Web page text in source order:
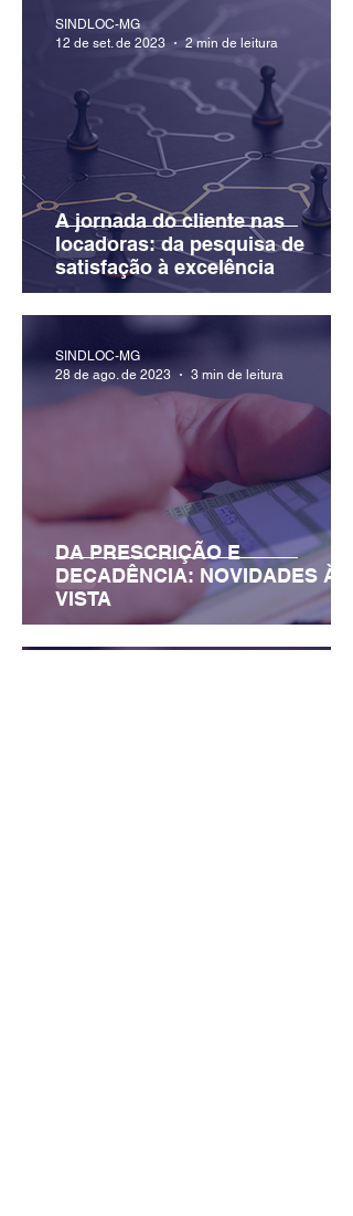
A jornada do cliente nas
locadoras: da pesquisa de
satisfação à excelência
SINDLOC-MG
12 de set. de 2023
2 min de leitura
DA PRESCRIÇÃO E
DECADÊNCIA: NOVIDADES À
VISTA
SINDLOC-MG
28 de ago. de 2023
3 min de leitura